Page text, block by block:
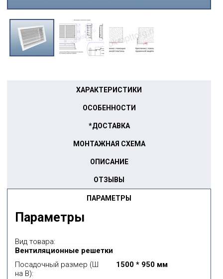
ПАРАМЕТРЫ
ХАРАКТЕРИСТИКИ
ОСОБЕННОСТИ
*ДОСТАВКА
МОНТАЖНАЯ СХЕМА
ОПИСАНИЕ
ОТЗЫВЫ
Параметры
Вид товара:
Вентиляционные решетки
Посадочный размер (Ш
на В):
1500 * 950 мм